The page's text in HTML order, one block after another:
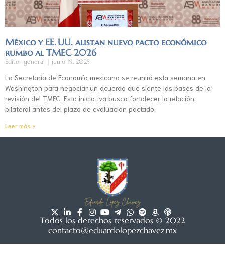
México y EE. UU. alistan nuevo pacto económico
rumbo al TMEC 2026
Editor general junio 19, 2025
La Secretaría de Economía mexicana se reunirá esta semana en
Washington para negociar un acuerdo que siente las bases de la
revisión del TMEC. Esta iniciativa busca fortalecer la relación
bilateral antes del plazo de evaluación pactado.
Leer más »
Todos los derechos reservados © 2022
contacto@eduardolopezchavez.mx